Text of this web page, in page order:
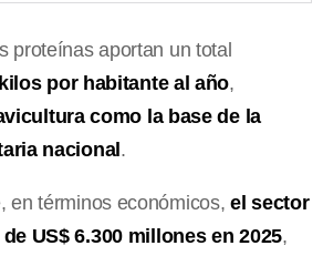
proteínas aportan un total
por habitante al año,
como la base de la
nacional.
en términos económicos, el sector
US$ 6.300 millones en 2025,